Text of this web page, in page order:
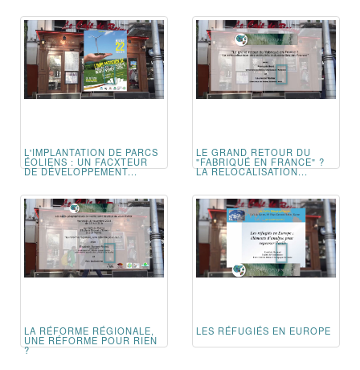
L'IMPLANTATION DE PARCS
ÉOLIENS : UN FACXTEUR
DE DÉVELOPPEMENT...
LE GRAND RETOUR DU
"FABRIQUÉ EN FRANCE" ?
LA RELOCALISATION...
LA RÉFORME RÉGIONALE,
UNE RÉFORME POUR RIEN
?
LES RÉFUGIÉS EN EUROPE